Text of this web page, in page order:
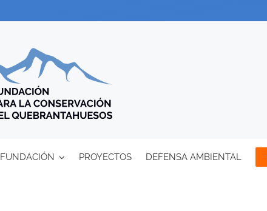
FUNDACIÓN PROYECTOS DEFENSA AMBIENTAL